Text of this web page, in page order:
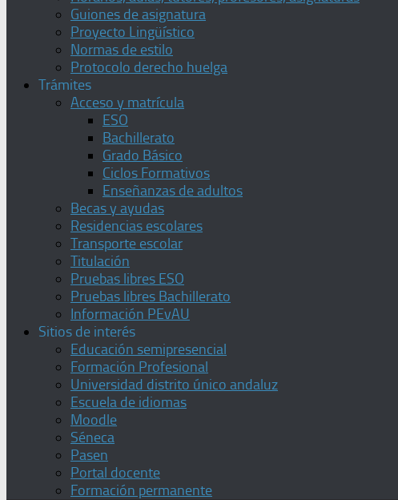
Guiones de asignatura
Proyecto Lingüístico
Normas de estilo
Protocolo derecho huelga
Trámites
Acceso y matrícula
ESO
Bachillerato
Grado Básico
Ciclos Formativos
Enseñanzas de adultos
Becas y ayudas
Residencias escolares
Transporte escolar
Titulación
Pruebas libres ESO
Pruebas libres Bachillerato
Información PEvAU
Sitios de interés
Educación semipresencial
Formación Profesional
Universidad distrito único andaluz
Escuela de idiomas
Moodle
Séneca
Pasen
Portal docente
Formación permanente